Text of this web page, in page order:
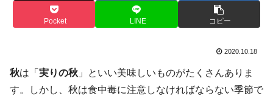
Pocket LINE コピー
2020.10.18
秋は「 実りの秋 」といい美味しいものがたくさんありま
す。しかし、秋は食中毒に注意しなければならない季節で